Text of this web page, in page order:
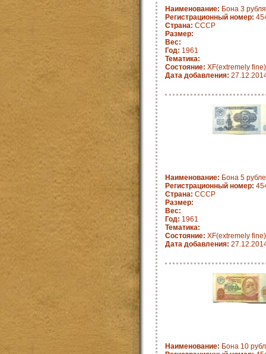
Наименование: Бона 3
Регистрационный номер:
Страна: СССР
Размер:
Вес:
Год: 1961
Тематика:
Состояние: XF(extremely fine)
Дата добавления:
Наименование: Бона 5
Регистрационный номер:
Страна: СССР
Размер:
Вес:
Год: 1961
Тематика:
Состояние: XF(extremely fine)
Дата добавления:
Наименование: Бона 10